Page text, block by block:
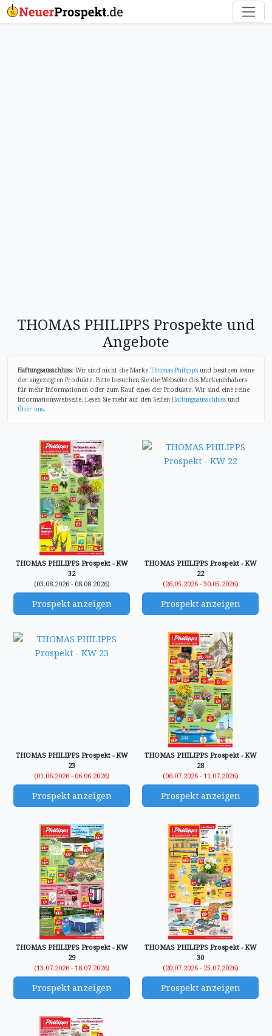
THOMAS PHILIPPS Prospekte und
Angebote
Haftungsausschluss: Wir sind nicht die Marke Thomas Philipps und besitzen keine
der angezeigten Produkte. Bitte besuchen Sie die Webseite des Markeninhabers
für mehr Informationen oder zum Kauf eines der Produkte. Wir sind eine reine
Informationswebseite. Lesen Sie mehr auf den Seiten Haftungsausschluss und
Über uns.
THOMAS PHILIPPS Prospekt - KW
32
(03.08.2026 - 08.08.2026)
Prospekt anzeigen
THOMAS PHILIPPS Prospekt - KW
22
(26.05.2026 - 30.05.2026)
Prospekt anzeigen
THOMAS PHILIPPS Prospekt - KW
23
(01.06.2026 - 06.06.2026)
Prospekt anzeigen
THOMAS PHILIPPS Prospekt - KW
28
(06.07.2026 - 11.07.2026)
Prospekt anzeigen
THOMAS PHILIPPS Prospekt - KW
29
(13.07.2026 - 18.07.2026)
Prospekt anzeigen
THOMAS PHILIPPS Prospekt - KW
30
(20.07.2026 - 25.07.2026)
Prospekt anzeigen